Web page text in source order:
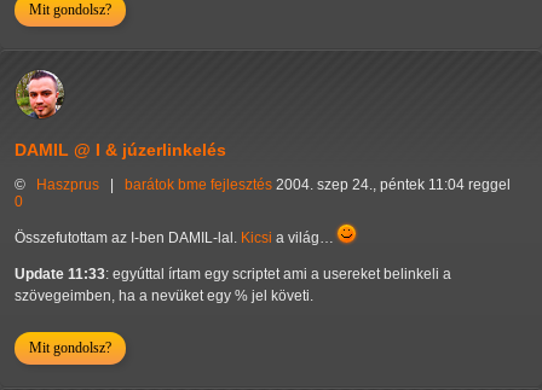
Mit gondolsz?
DAMIL @ I & júzerlinkelés
© Haszprus barátok bme fejlesztés 2004. szep 24., péntek 11:04 reggel
0
Összefutottam az I-ben DAMIL-lal. Kicsi a világ…
Update 11:33: egyúttal írtam egy scriptet ami a usereket belinkeli a
szövegeimben, ha a nevüket egy % jel követi.
Mit gondolsz?